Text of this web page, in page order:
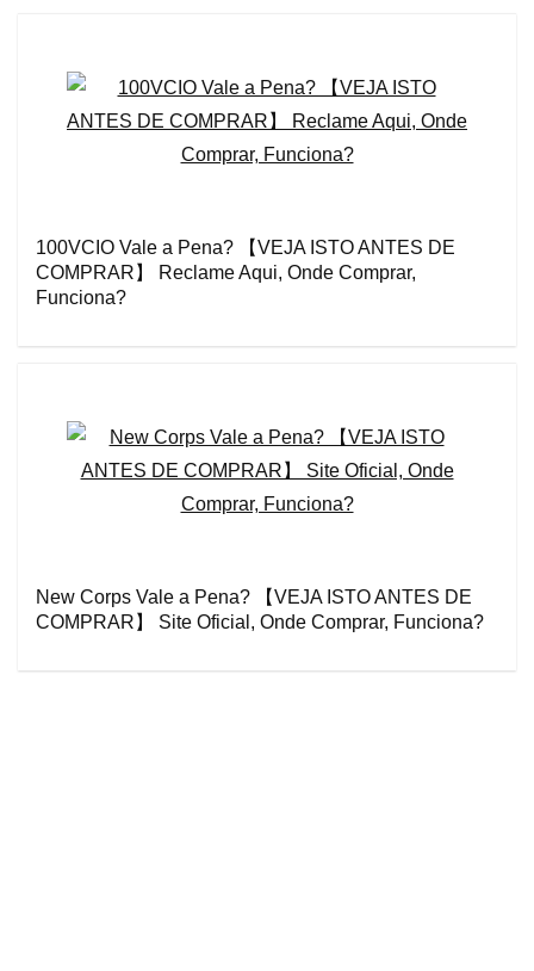
100VCIO Vale a Pena? 【VEJA ISTO ANTES DE
COMPRAR】 Reclame Aqui, Onde Comprar,
Funciona?
New Corps Vale a Pena? 【VEJA ISTO ANTES DE
COMPRAR】 Site Oficial, Onde Comprar, Funciona?